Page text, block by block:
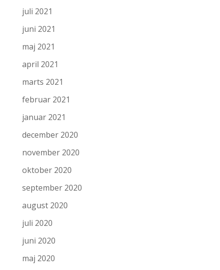
juli 2021
juni 2021
maj 2021
april 2021
marts 2021
februar 2021
januar 2021
december 2020
november 2020
oktober 2020
september 2020
august 2020
juli 2020
juni 2020
maj 2020